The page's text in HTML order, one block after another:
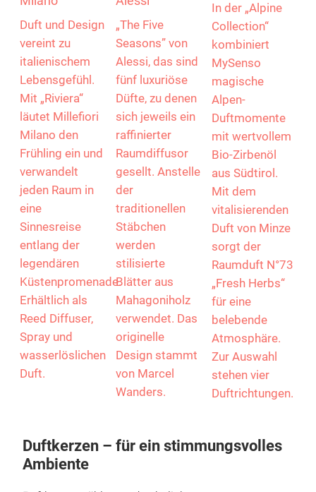
„Riviera“ von
Millefiori
Milano
Duft und Design
vereint zu
italienischem
Lebensgefühl.
Mit „Riviera“
läutet Millefiori
Milano den
Frühling ein und
verwandelt
jeden Raum in
eine
Sinnesreise
entlang der
Reed Diffuser,
Spray und
„The Five
Seasons“ von
Alessi
„The Five
Seasons” von
Alessi, das sind
fünf luxuriöse
Düfte, zu denen
sich jeweils ein
raffinierter
Raumdiffusor
gesellt. Anstelle
der
traditionellen
Stäbchen
werden
stilisierte
verwendet. Das
„Fresh Herbs“
von MySenso
In der „Alpine
Collection“
kombiniert
MySenso
magische
Alpen-
Duftmomente
mit wertvollem
Bio-Zirbenöl
aus Südtirol.
Mit dem
vitalisierenden
Duft von Minze
sorgt der
Raumduft N°73
belebende